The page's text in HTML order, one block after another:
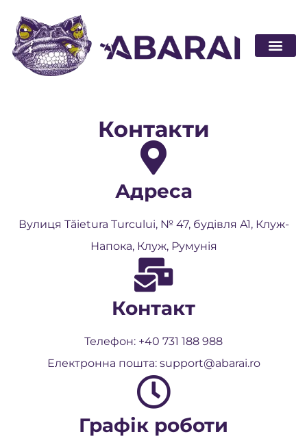
Контакти
Адреса
Вулиця Tăietura Turcului, № 47, будівля A1, Клуж-
Напока, Клуж, Румунія
Контакт
Телефон: +40 731 188 988
Електронна пошта: support@abarai.ro
Графік роботи